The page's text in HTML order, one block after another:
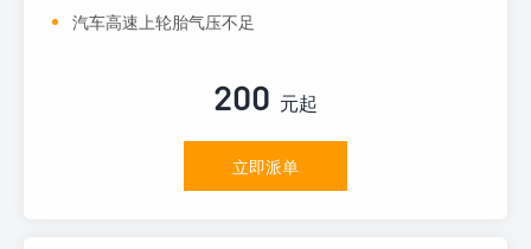
汽车高速上轮胎气压不足
200 元起
立即派单